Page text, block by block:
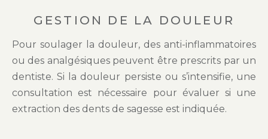
GESTION DE LA DOULEUR
Pour soulager la douleur, des anti-inflammatoires
ou des analgésiques peuvent être prescrits par un
dentiste. Si la douleur persiste ou s’intensifie, une
consultation est nécessaire pour évaluer si une
extraction des dents de sagesse est indiquée.